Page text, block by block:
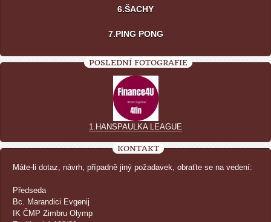
6.ŠACHY
7.PING PONG
POSLEDNÍ FOTOGRAFIE
1.HANSPAULKA LEAGUE
KONTAKT
Máte-li dotaz, návrh, případně jiný požadavek, obraťte se na vedení:
Předseda
Bc. Marandici Evgenij
IK ČMP Zimbru Olymp